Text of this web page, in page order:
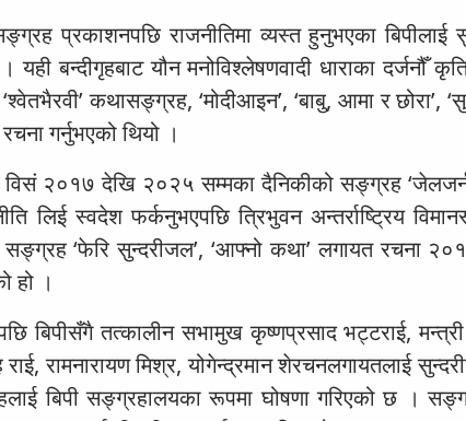
प्रकाशनपछि राजनीतिमा व्यस्त हुनुभएका बिपीलाई
यही बन्दीगृहबाट यौन मनोविश्लेषणवादी धाराका दर्जनौँ
कथासङ्ग्रह, ‘मोदीआइन’, ‘बाबु, आमा र छोरा’,
गर्नुभएको थियो ।
विसं २०१७ देखि २०२५ सम्मका दैनिकीको सङ्ग्रह
लिई स्वदेश फर्कनुभएपछि त्रिभुवन अन्तर्राष्ट्रिय
‘फेरि सुन्दरीजल’, ‘आफ्नो कथा’ लगायत रचना
हो ।
बिपीसँगै तत्कालीन सभामुख कृष्णप्रसाद भट्टराई, मन्त्री
राई, रामनारायण मिश्र, योगेन्द्रमान शेरचनलगायतलाई
बिपी सङ्ग्रहालयका रूपमा घोषणा गरिएको छ ।